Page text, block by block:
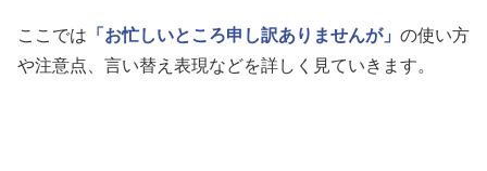
ここでは 「お忙しいところ申し訳ありませんが」 の使い方
や注意点、言い替え表現などを詳しく見ていきます。